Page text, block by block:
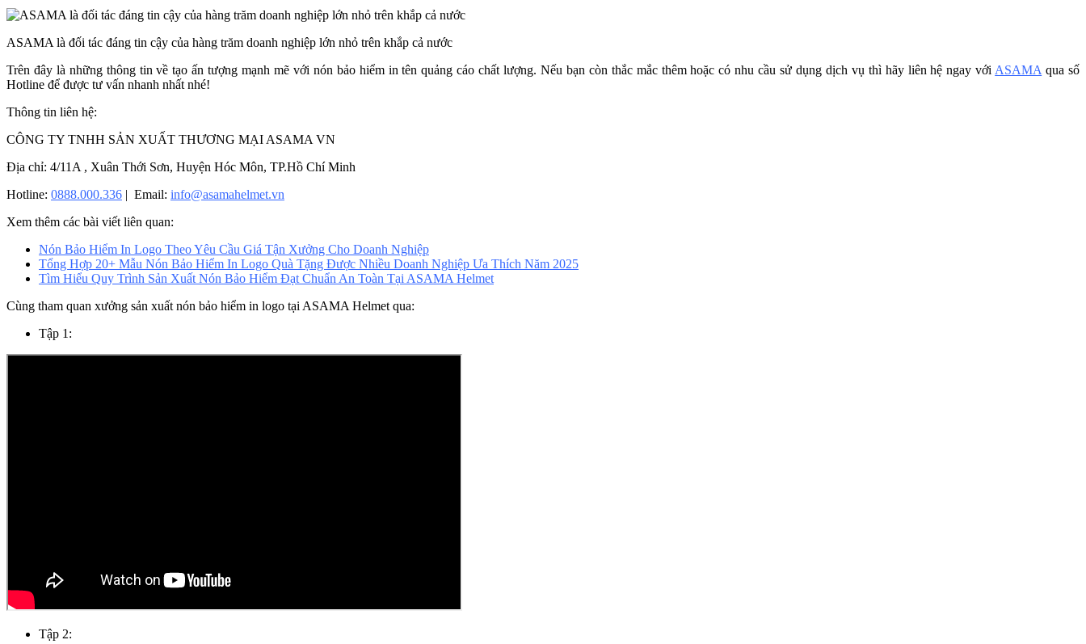
ASAMA là đối tác đáng tin cậy của hàng trăm doanh nghiệp lớn nhỏ trên khắp cả nước
Trên đây là những thông tin về tạo ấn tượng mạnh mẽ với nón bảo hiểm in tên quảng cáo chất lượng. Nếu bạn còn thắc mắc thêm hoặc có nhu cầu sử dụng dịch vụ thì hãy liên hệ ngay với ASAMA qua số
Hotline để được tư vấn nhanh nhất nhé!
Thông tin liên hệ:
CÔNG TY TNHH SẢN XUẤT THƯƠNG MẠI ASAMA VN
Địa chỉ: 4/11A , Xuân Thới Sơn, Huyện Hóc Môn, TP.Hồ Chí Minh
Hotline: 0888.000.336 | Email: info@asamahelmet.vn
Xem thêm các bài viết liên quan:
Nón Bảo Hiểm In Logo Theo Yêu Cầu Giá Tận Xưởng Cho Doanh Nghiệp
Tổng Hợp 20+ Mẫu Nón Bảo Hiểm In Logo Quà Tặng Được Nhiều Doanh Nghiệp Ưa Thích Năm 2025
Tìm Hiểu Quy Trình Sản Xuất Nón Bảo Hiểm Đạt Chuẩn An Toàn Tại ASAMA Helmet
Cùng tham quan xưởng sản xuất nón bảo hiểm in logo tại ASAMA Helmet qua:
Tập 1:
Tập 2: